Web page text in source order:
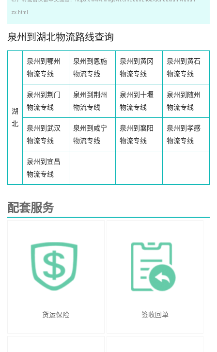
zx.html
泉州到湖北物流路线查询
湖
北
泉州到鄂州
物流专线
泉州到恩施
物流专线
泉州到黄冈
物流专线
泉州到黄石
物流专线
泉州到荆门
物流专线
泉州到荆州
物流专线
泉州到十堰
物流专线
泉州到随州
物流专线
泉州到武汉
物流专线
泉州到咸宁
物流专线
泉州到襄阳
物流专线
泉州到孝感
物流专线
泉州到宜昌
物流专线
配套服务
货运保险 签收回单